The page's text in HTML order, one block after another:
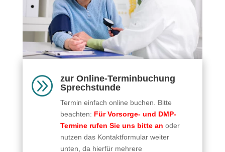
A
zur Online-Terminbuchung
Sprechstunde
Termin einfach online buchen. Bitte
beachten: Für Vorsorge- und DMP-
Termine rufen Sie uns bitte an oder
nutzen das Kontaktformular weiter
unten, da hierfür mehrere